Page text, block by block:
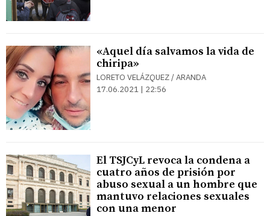
«Aquel día salvamos la vida de
chiripa»
LORETO VELÁZQUEZ / ARANDA
17.06.2021 | 22:56
El TSJCyL revoca la condena a
cuatro años de prisión por
abuso sexual a un hombre que
mantuvo relaciones sexuales
con una menor